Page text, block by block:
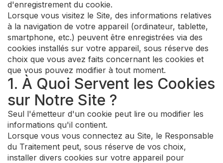
d'enregistrement du cookie.
Lorsque vous visitez le Site, des informations relatives
à la navigation de votre appareil (ordinateur, tablette,
smartphone, etc.) peuvent être enregistrées via des
cookies installés sur votre appareil, sous réserve des
choix que vous avez faits concernant les cookies et
que vous pouvez modifier à tout moment.
1. À Quoi Servent les Cookies
sur Notre Site ?
Seul l'émetteur d'un cookie peut lire ou modifier les
informations qu'il contient.
Lorsque vous vous connectez au Site, le Responsable
du Traitement peut, sous réserve de vos choix,
installer divers cookies sur votre appareil pour